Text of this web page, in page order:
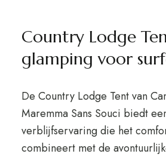
Country Lodge
glamping voor
De Country Lodge Tent van
Maremma Sans Souci biedt
verblijfservaring die het
combineert met de